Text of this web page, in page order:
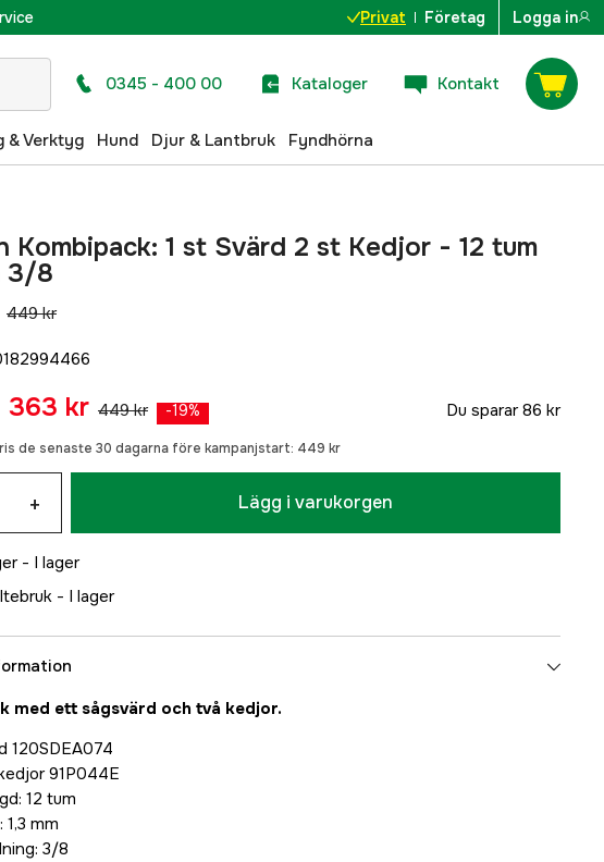
Privat Företag Logga in
0345 - 400 00 Kataloger Kontakt
& Verktyg Hund Djur & Lantbruk Fyndhörna
Kombipack: 1 st Svärd 2 st Kedjor - 12 tum
3/8
449 kr
363 kr 449 kr -19% Du sparar 86 kr
de senaste 30 dagarna före kampanjstart: 449 kr
+ Lägg i varukorgen
- I lager
- I lager
med ett sågsvärd och två kedjor.
120SDEA074
91P044E
12 tum
1,3 mm
3/8